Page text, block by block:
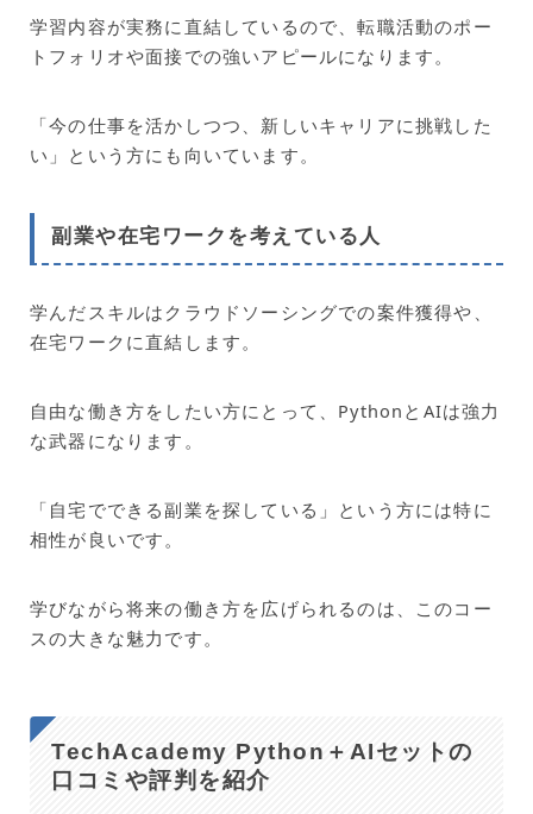
学習内容が実務に直結しているので、転職活動のポー
トフォリオや面接での強いアピールになります。
「今の仕事を活かしつつ、新しいキャリアに挑戦した
い」という方にも向いています。
副業や在宅ワークを考えている人
学んだスキルはクラウドソーシングでの案件獲得や、
在宅ワークに直結します。
自由な働き方をしたい方にとって、PythonとAIは強力
な武器になります。
「自宅でできる副業を探している」という方には特に
相性が良いです。
学びながら将来の働き方を広げられるのは、このコー
スの大きな魅力です。
TechAcademy Python＋AIセットの
口コミや評判を紹介